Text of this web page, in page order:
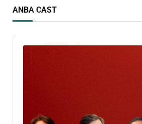
ANBA CAST
Audio
Player